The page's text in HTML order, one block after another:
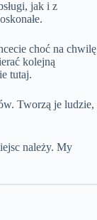
jak i z
choć na chwilę
kolejną
tutaj.
Tworzą je ludzie,
należy. My